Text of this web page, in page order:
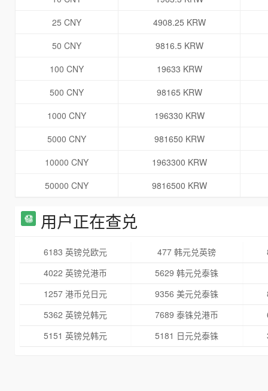
25 CNY
4908.25 KRW
50 CNY
9816.5 KRW
100 CNY
19633 KRW
500 CNY
98165 KRW
1000 CNY
196330 KRW
5000 CNY
981650 KRW
10000 CNY
1963300 KRW
50000 CNY
9816500 KRW
用户正在查兑
6183 英镑兑欧元 477 韩元兑英镑
4022 英镑兑港币
5629 韩元兑泰铢
1257 港币兑日元
9356 美元兑泰铢
5362 英镑兑韩元
7689 泰铢兑港币
5151 英镑兑韩元
5181 日元兑泰铢